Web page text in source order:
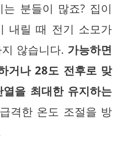
분들이 많죠? 집이
내릴 때 전기 소모가
않습니다. 가능하면
거나 28도 전후로 맞
을 최대한 유지하는
격한 온도 조절을 방